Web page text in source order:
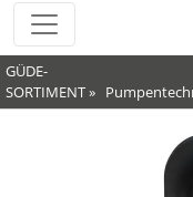
GÜDE-
SORTIMENT»